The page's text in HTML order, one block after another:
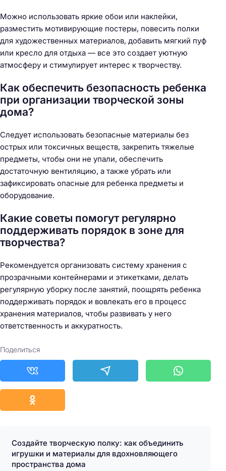
Можно использовать яркие обои или наклейки,
разместить мотивирующие постеры, повесить полки
для художественных материалов, добавить мягкий пуф
или кресло для отдыха — все это создает уютную
атмосферу и стимулирует интерес к творчеству.
Как обеспечить безопасность ребенка
при организации творческой зоны
дома?
Следует использовать безопасные материалы без
острых или токсичных веществ, закрепить тяжелые
предметы, чтобы они не упали, обеспечить
достаточную вентиляцию, а также убрать или
зафиксировать опасные для ребенка предметы и
оборудование.
Какие советы помогут регулярно
поддерживать порядок в зоне для
творчества?
Рекомендуется организовать систему хранения с
прозрачными контейнерами и этикетками, делать
регулярную уборку после занятий, поощрять ребенка
поддерживать порядок и вовлекать его в процесс
хранения материалов, чтобы развивать у него
ответственность и аккуратность.
Поделиться
Создайте творческую полку: как объединить
игрушки и материалы для вдохновляющего
пространства дома